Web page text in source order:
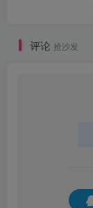
评论 抢沙发